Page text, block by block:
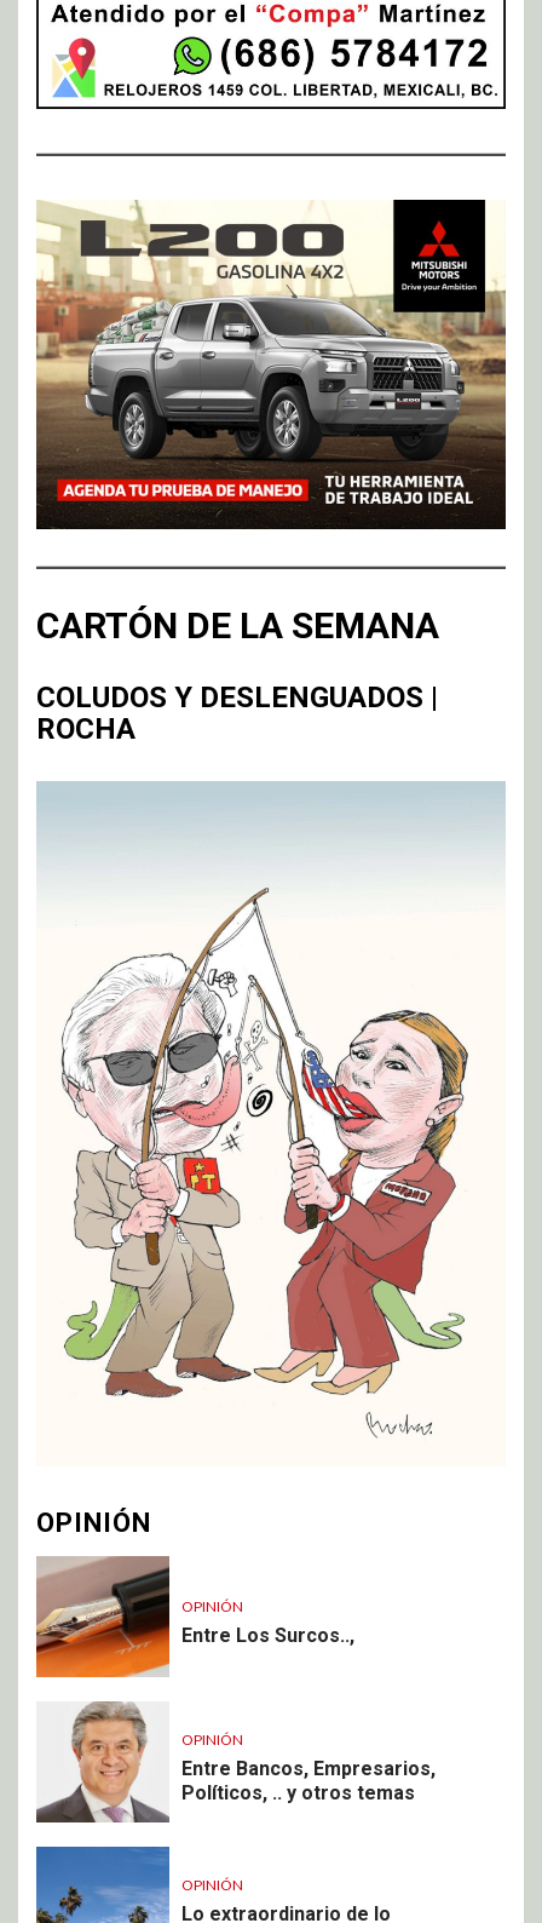
CARTÓN DE LA SEMANA
COLUDOS Y DESLENGUADOS |
ROCHA
OPINIÓN
OPINIÓN
Entre Los Surcos..,
OPINIÓN
Entre Bancos, Empresarios,
Políticos, .. y otros temas
OPINIÓN
Lo extraordinario de lo